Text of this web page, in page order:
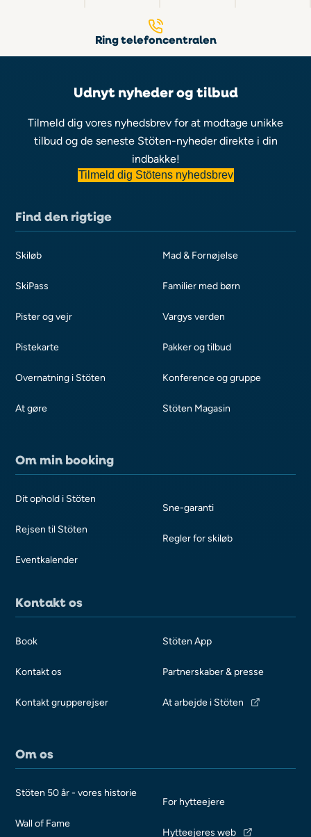
Ring telefoncentralen
Udnyt nyheder og tilbud
Tilmeld dig vores nyhedsbrev for at modtage unikke
tilbud og de seneste Stöten-nyheder direkte i din
indbakke!
Tilmeld dig Stötens nyhedsbrev
Find den rigtige
Skiløb
SkiPass
Pister og vejr
Pistekarte
Overnatning i Stöten
At gøre
Mad & Fornøjelse
Familier med børn
Vargys verden
Pakker og tilbud
Konference og gruppe
Stöten Magasin
Om min booking
Dit ophold i Stöten
Rejsen til Stöten
Eventkalender
Sne-garanti
Regler for skiløb
Kontakt os
Book
Kontakt os
Kontakt grupperejser
Stöten App
Partnerskaber & presse
At arbejde i Stöten
Om os
Stöten 50 år - vores historie
Wall of Fame
For hytteejere
Hytteejeres web